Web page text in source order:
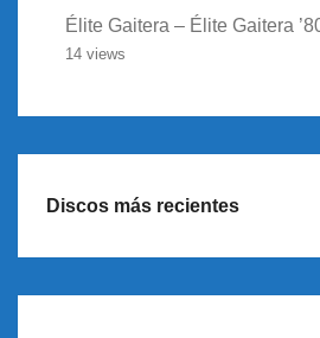
Élite Gaitera – Élite Gaitera
14 views
Discos más recientes